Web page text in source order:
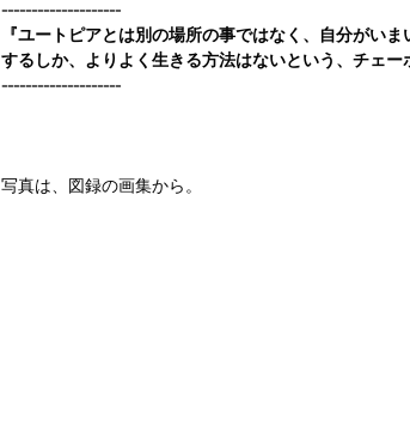
--------------------
『ユートピアとは別の場所の事ではなく、自分がい
するしか、よりよく生きる方法はないという、チェー
--------------------
写真は、図録の画集から。